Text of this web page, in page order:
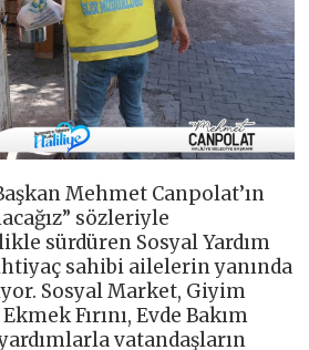
Mehmet Canpolat’ın
sözleriyle
sürdüren Sosyal Yardım
sahibi ailelerin yanında
Sosyal Market, Giyim
Fırını, Evde Bakım
vatandaşların